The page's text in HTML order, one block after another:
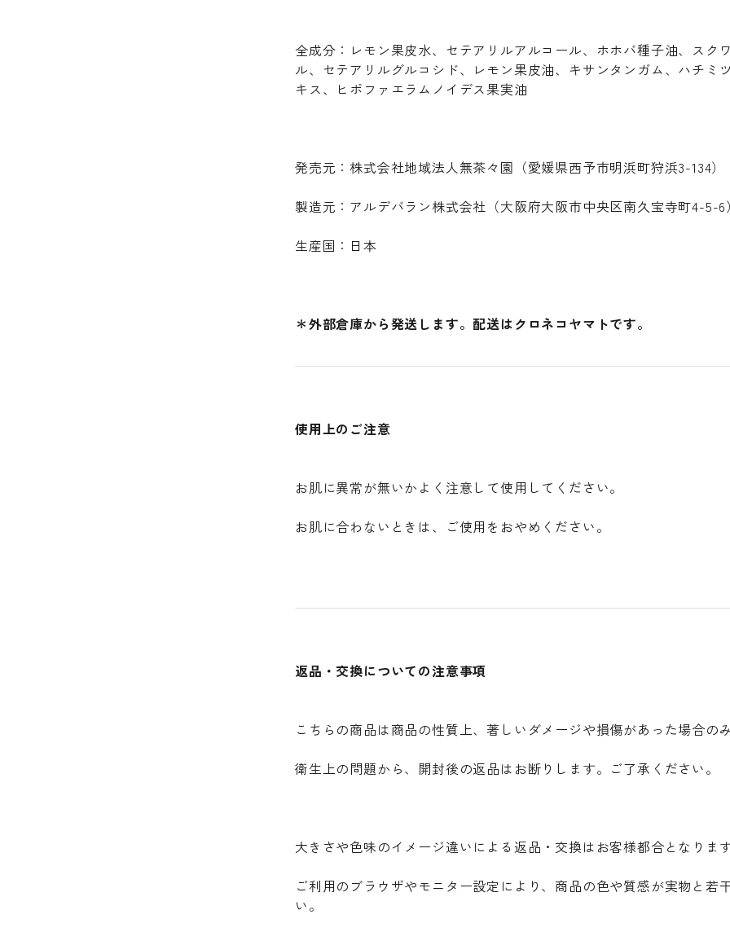
全成分：レモン果皮水、セテアリルアルコール、ホホバ種子油、スク
ル、セテアリルグルコシド、レモン果皮油、キサンタンガム、ハチミ
キス、ヒポファエラムノイデス果実油
発売元：株式会社地域法人無茶々園（愛媛県西予市明浜町狩浜3-134）
製造元：アルデバラン株式会社（大阪府大阪市中央区南久宝寺町4-5-6）
生産国：日本
＊外部倉庫から発送します。配送はクロネコヤマトです。
使用上のご注意
お肌に異常が無いかよく注意して使用してください。
お肌に合わないときは、ご使用をおやめください。
返品・交換についての注意事項
こちらの商品は商品の性質上、著しいダメージや損傷があった場合の
衛生上の問題から、開封後の返品はお断りします。ご了承ください。
大きさや色味のイメージ違いによる返品・交換はお客様都合となります
ご利用のブラウザやモニター設定により、商品の色や質感が実物と若
い。